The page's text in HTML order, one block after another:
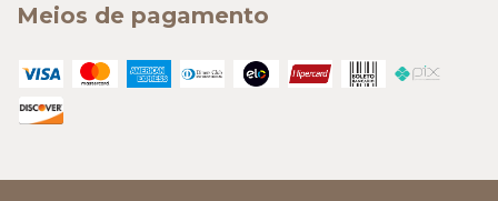
Meios de pagamento